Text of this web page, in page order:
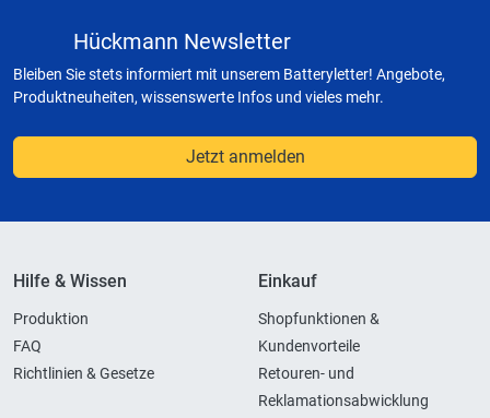
Hückmann Newsletter
Bleiben Sie stets informiert mit unserem Batteryletter! Angebote,
Produktneuheiten, wissenswerte Infos und vieles mehr.
Jetzt anmelden
Hilfe & Wissen
Produktion
FAQ
Richtlinien & Gesetze
Einkauf
Shopfunktionen &
Kundenvorteile
Retouren- und
Reklamationsabwicklung